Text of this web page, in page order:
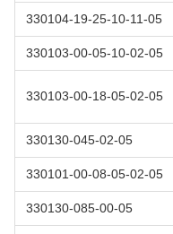
330104-19-25-10-11-05
330103-00-05-10-02-05
330103-00-18-05-02-05
330130-045-02-05
330101-00-08-05-02-05
330130-085-00-05